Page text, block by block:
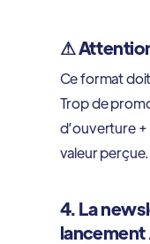
⚠
Ce format
Trop de
d’ouverture
valeur perçue.
4. La